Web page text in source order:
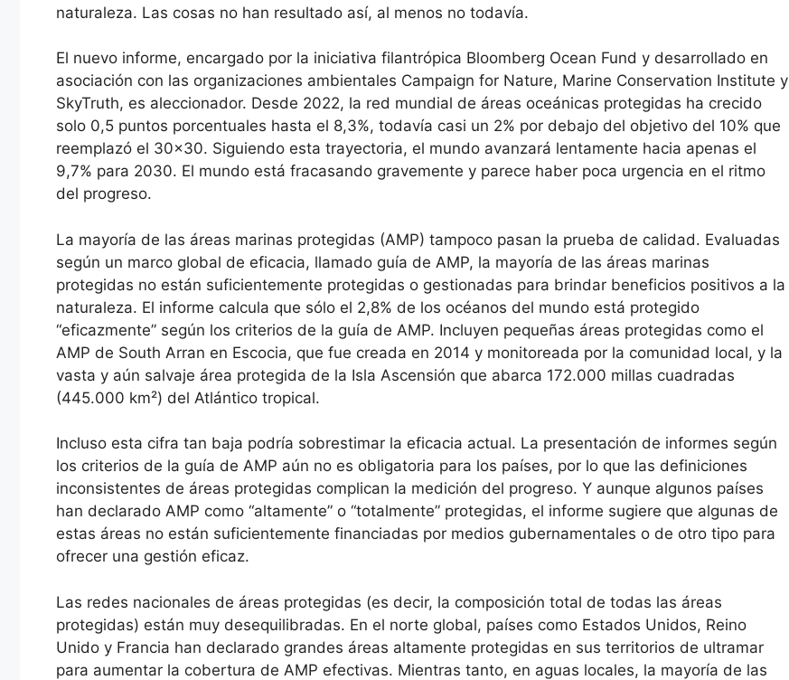
naturaleza. Las cosas no han resultado así, al menos no todavía.
El nuevo informe, encargado por la iniciativa filantrópica Bloomberg Ocean Fund y desarrollado en
asociación con las organizaciones ambientales Campaign for Nature, Marine Conservation Institute y
SkyTruth, es aleccionador. Desde 2022, la red mundial de áreas oceánicas protegidas ha crecido
solo 0,5 puntos porcentuales hasta el 8,3%, todavía casi un 2% por debajo del objetivo del 10% que
reemplazó el 30×30. Siguiendo esta trayectoria, el mundo avanzará lentamente hacia apenas el
9,7% para 2030. El mundo está fracasando gravemente y parece haber poca urgencia en el ritmo
del progreso.
La mayoría de las áreas marinas protegidas (AMP) tampoco pasan la prueba de calidad. Evaluadas
según un marco global de eficacia, llamado guía de AMP, la mayoría de las áreas marinas
protegidas no están suficientemente protegidas o gestionadas para brindar beneficios positivos a la
naturaleza. El informe calcula que sólo el 2,8% de los océanos del mundo está protegido
“eficazmente” según los criterios de la guía de AMP. Incluyen pequeñas áreas protegidas como el
AMP de South Arran en Escocia, que fue creada en 2014 y monitoreada por la comunidad local, y la
vasta y aún salvaje área protegida de la Isla Ascensión que abarca 172.000 millas cuadradas
(445.000 km²) del Atlántico tropical.
Incluso esta cifra tan baja podría sobrestimar la eficacia actual. La presentación de informes según
los criterios de la guía de AMP aún no es obligatoria para los países, por lo que las definiciones
inconsistentes de áreas protegidas complican la medición del progreso. Y aunque algunos países
han declarado AMP como “altamente” o “totalmente” protegidas, el informe sugiere que algunas de
estas áreas no están suficientemente financiadas por medios gubernamentales o de otro tipo para
ofrecer una gestión eficaz.
Las redes nacionales de áreas protegidas (es decir, la composición total de todas las áreas
protegidas) están muy desequilibradas. En el norte global, países como Estados Unidos, Reino
Unido y Francia han declarado grandes áreas altamente protegidas en sus territorios de ultramar
para aumentar la cobertura de AMP efectivas. Mientras tanto, en aguas locales, la mayoría de las